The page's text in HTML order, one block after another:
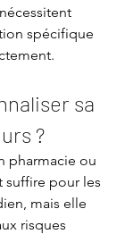
spécifique
sa
?
pharmacie ou
suffire pour les
mais elle
risques